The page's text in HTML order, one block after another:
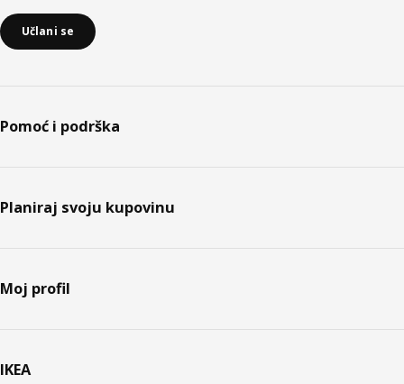
Učlani se
Pomoć i podrška
Planiraj svoju kupovinu
Moj profil
IKEA